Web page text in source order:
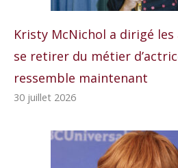
Kristy McNichol a dirigé les
se retirer du métier
ressemble maintenant
30 juillet 2026